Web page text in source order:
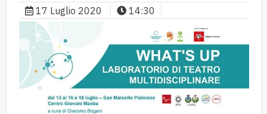
17 Luglio 2020 14:30